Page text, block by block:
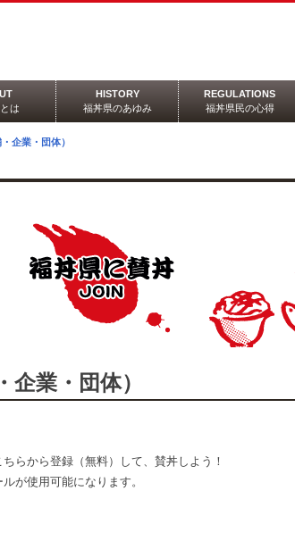
は
HISTORY
福丼県のあゆみ
REGULATIONS
福丼県民の心得
企業・団体）
企業・団体）
らから登録（無料）して、賛丼しよう！
が使用可能になります。